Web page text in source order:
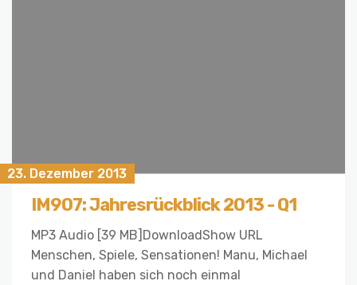
23. Dezember 2013
IM907: Jahresrückblick 2013 - Q1
MP3 Audio [39 MB]DownloadShow URL
Menschen, Spiele, Sensationen! Manu, Michael
und Daniel haben sich noch einmal